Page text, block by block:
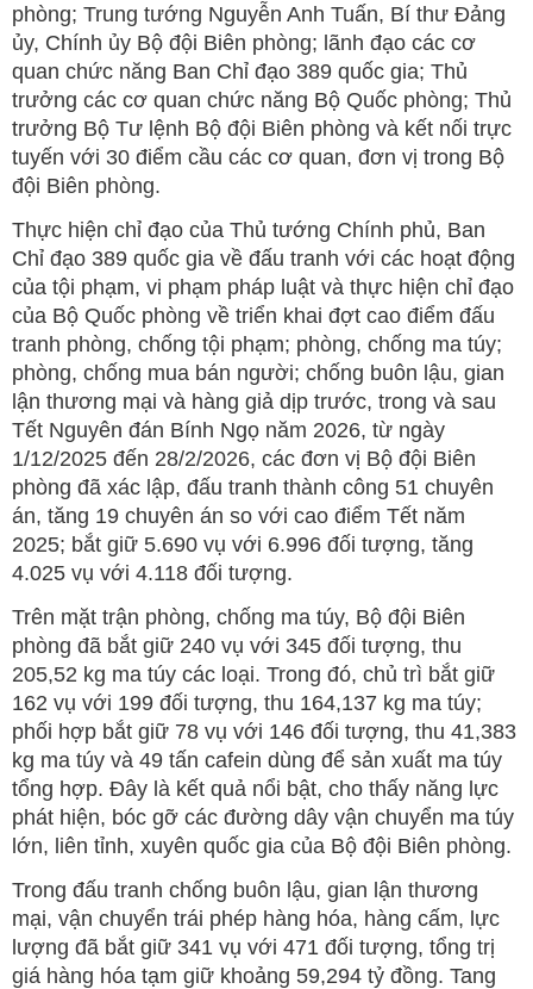
phòng; Trung tướng Nguyễn Anh Tuấn, Bí thư Đảng
ủy, Chính ủy Bộ đội Biên phòng; lãnh đạo các cơ
quan chức năng Ban Chỉ đạo 389 quốc gia; Thủ
trưởng các cơ quan chức năng Bộ Quốc phòng; Thủ
trưởng Bộ Tư lệnh Bộ đội Biên phòng và kết nối trực
tuyến với 30 điểm cầu các cơ quan, đơn vị trong Bộ
đội Biên phòng.
Thực hiện chỉ đạo của Thủ tướng Chính phủ, Ban
Chỉ đạo 389 quốc gia về đấu tranh với các hoạt động
của tội phạm, vi phạm pháp luật và thực hiện chỉ đạo
của Bộ Quốc phòng về triển khai đợt cao điểm đấu
tranh phòng, chống tội phạm; phòng, chống ma túy;
phòng, chống mua bán người; chống buôn lậu, gian
lận thương mại và hàng giả dịp trước, trong và sau
Tết Nguyên đán Bính Ngọ năm 2026, từ ngày
1/12/2025 đến 28/2/2026, các đơn vị Bộ đội Biên
phòng đã xác lập, đấu tranh thành công 51 chuyên
án, tăng 19 chuyên án so với cao điểm Tết năm
2025; bắt giữ 5.690 vụ với 6.996 đối tượng, tăng
4.025 vụ với 4.118 đối tượng.
Trên mặt trận phòng, chống ma túy, Bộ đội Biên
phòng đã bắt giữ 240 vụ với 345 đối tượng, thu
205,52 kg ma túy các loại. Trong đó, chủ trì bắt giữ
162 vụ với 199 đối tượng, thu 164,137 kg ma túy;
phối hợp bắt giữ 78 vụ với 146 đối tượng, thu 41,383
kg ma túy và 49 tấn cafein dùng để sản xuất ma túy
tổng hợp. Đây là kết quả nổi bật, cho thấy năng lực
phát hiện, bóc gỡ các đường dây vận chuyển ma túy
lớn, liên tỉnh, xuyên quốc gia của Bộ đội Biên phòng.
Trong đấu tranh chống buôn lậu, gian lận thương
mại, vận chuyển trái phép hàng hóa, hàng cấm, lực
lượng đã bắt giữ 341 vụ với 471 đối tượng, tổng trị
giá hàng hóa tạm giữ khoảng 59,294 tỷ đồng. Tang